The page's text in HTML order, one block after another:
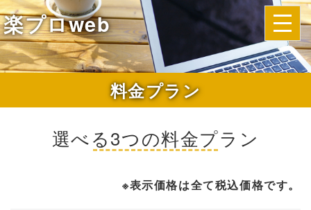
楽プロweb
料金プラン
選べる3つの料金プラン
※表示価格は全て税込価格です。